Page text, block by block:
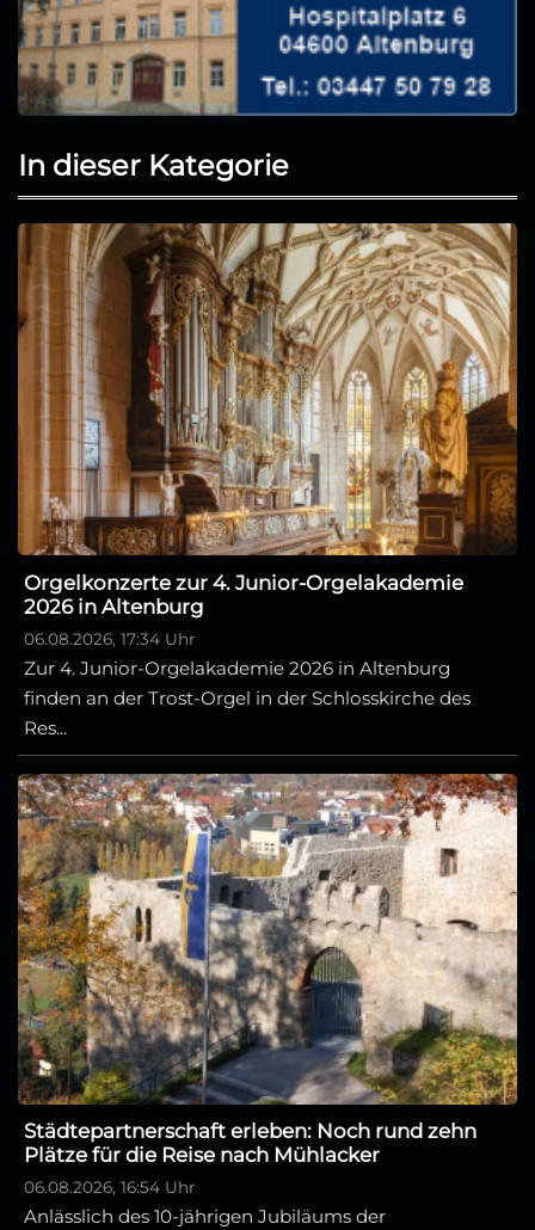
In dieser Kategorie
Orgelkonzerte zur 4. Junior-Orgelakademie
2026 in Altenburg
06.08.2026, 17:34 Uhr
Zur 4. Junior-Orgelakademie 2026 in Altenburg
finden an der Trost-Orgel in der Schlosskirche des
Res...
Städtepartnerschaft erleben: Noch rund zehn
Plätze für die Reise nach Mühlacker
06.08.2026, 16:54 Uhr
Anlässlich des 10-jährigen Jubiläums der